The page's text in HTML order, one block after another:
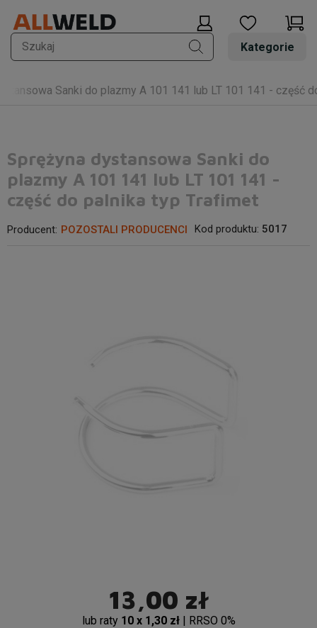
Kategorie
Sanki do plazmy A 101 141 lub LT 101 141 - część
Sprężyna dystansowa Sanki do
plazmy A 101 141 lub LT 101 141 -
część do palnika typ Trafimet
Producent: POZOSTALI PRODUCENCI Kod produktu: 5017
13,00 zł
lub raty 10 x 1,30 zł | RRSO 0%